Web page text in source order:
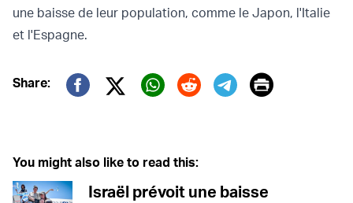
une baisse de leur population, comme le Japon, l'Italie
et l'Espagne.
Share:
Twitter (X)
Print
You might also like to read this:
Israël prévoit une baisse